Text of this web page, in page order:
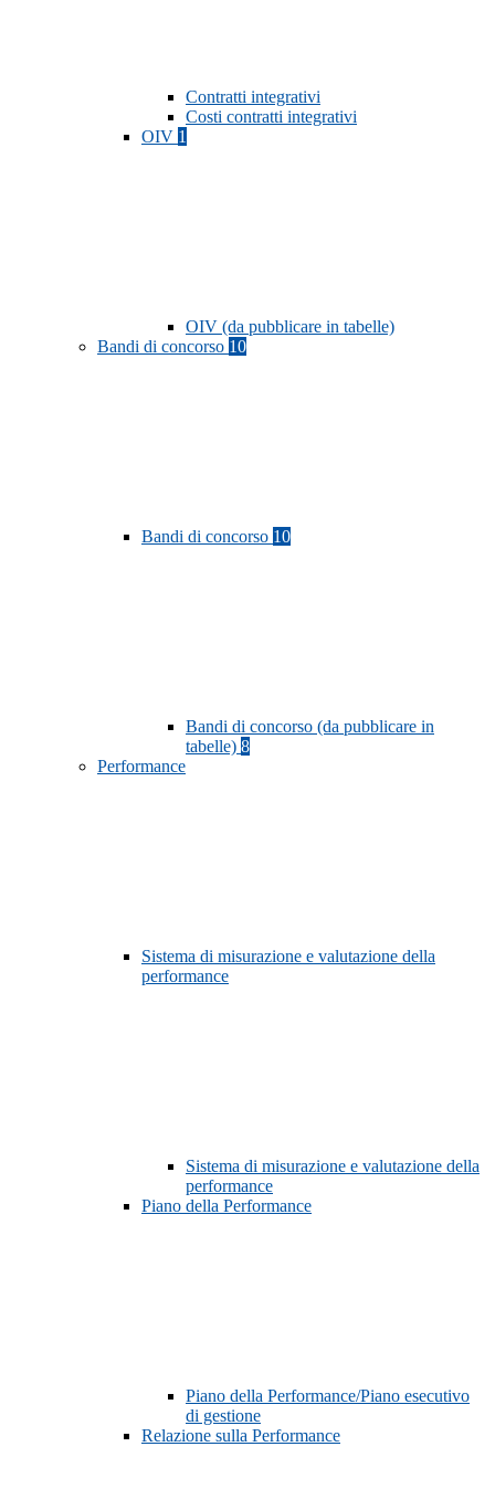
Contratti integrativi
Costi contratti integrativi
OIV 1
OIV (da pubblicare in tabelle)
Bandi di concorso 10
Bandi di concorso 10
Bandi di concorso (da pubblicare in
tabelle) 8
Performance
Sistema di misurazione e valutazione della
performance
Sistema di misurazione e valutazione della
performance
Piano della Performance
Piano della Performance/Piano esecutivo
di gestione
Relazione sulla Performance